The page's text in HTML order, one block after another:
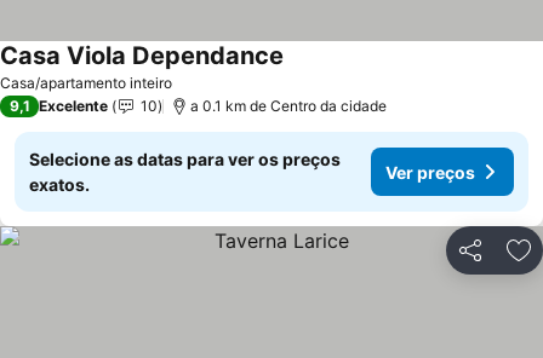
Casa/apartamento inteiro
Casa Viola Dependance
9,1 Excelente 10 a 0.1 km de Centro da cidade
Selecione as datas para ver os preços
exatos.
Ver preços
Partilhar